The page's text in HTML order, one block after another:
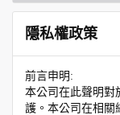
隱私權政策
前言申明:
本公司在此聲明對
護。本公司在相關